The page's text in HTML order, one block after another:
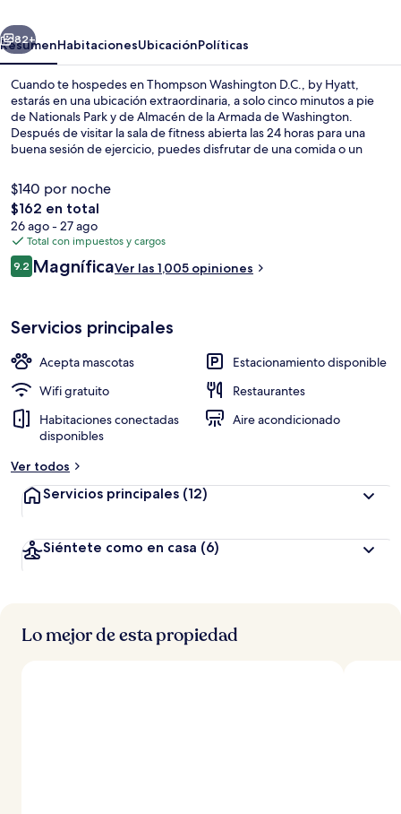
Hyatt
Siguiente
82+
ResumenHabitacionesUbicaciónPolíticas
Cuando te hospedes en Thompson Washington D.C., by Hyatt,
estarás en una ubicación extraordinaria, a solo cinco minutos a pie
de Nationals Park y de Almacén de la Armada de Washington.
Después de visitar la sala de fitness abierta las 24 horas para una
buena sesión de ejercicio, puedes disfrutar de una comida o un
lounge. Este hotel de lujo también está a solo 5 minutos en auto de
Capitolio de los Estados Unidos y Estadio Capital One Arena. El
personal amable y el estado general de la propiedad reciben muy
buenas calificaciones de otros visitantes. La propiedad está a una
corta distancia a pie de algunas opciones de transporte público:
Estación de metro Navy Yard-Ballpark está a 4 minutos.
$140 por noche
El
precio
total
es
de
$162 en total
26 ago - 27 ago
Total con impuestos y cargos
Opiniones
9.29.2 de 10,
MagníficaVer las 1,005 opiniones
Servicios principales
Acepta mascotas
Estacionamiento disponible
Wifi gratuito
Restaurantes
Habitaciones conectadas
disponibles
Aire acondicionado
Ver todos
Servicios principales (12)
Siéntete como en casa (6)
Lo mejor de esta propiedad